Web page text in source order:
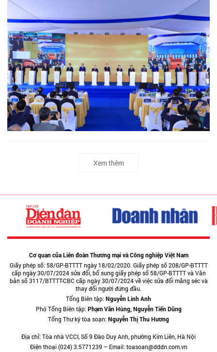
Xem thêm
Cơ quan của Liên đoàn Thương mại và Công nghiệp Việt Nam
Giấy phép số: 58/GP-BTTTT ngày 18/02/2020. Giấy phép số 208/GP-BTTTT
cấp ngày 30/07/2024 sửa đổi, bổ sung giấy phép số 58/GP-BTTTT và Văn
bản số 3117/BTTTT-CBC cấp ngày 30/07/2024 về việc sửa đổi măng séc và
thay đổi người đứng đầu.
Tổng Biên tập:Nguyễn Linh Anh
Phó Tổng Biên tập:Phạm Văn Hùng, Nguyễn Tiến Dũng
Tổng Thư ký tòa soạn:Nguyễn Thị Thu Hương
Địa chỉ: Tòa nhà VCCI, Số 9 Đào Duy Anh, phường Kim Liên, Hà Nội
Điện thoại (024) 3.5771239 – Email: toasoan@dddn.com.vn